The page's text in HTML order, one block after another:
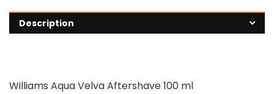
Description
Williams Aqua Velva Aftershave 100 ml